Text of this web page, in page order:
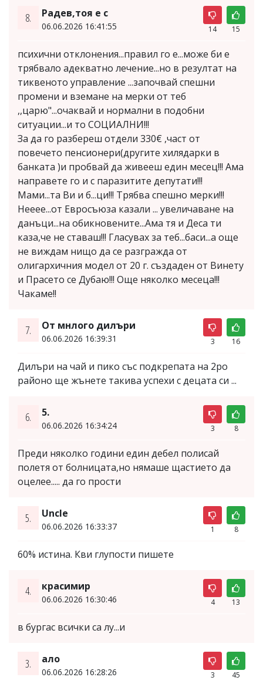
8. Радев,тоя е с
06.06.2026 16:41:55 14 15
психични отклонения...правил го е...може би е
трябвало адекватно лечение...но в резултат на
тиквеното управление ...започвай спешни
промени и вземане на мерки от теб
,,царю"...очаквай и нормални в подобни
ситуации...и то СОЦИАЛНИ!!!
За да го разбереш отдели 330€ ,част от
повечето пенсионери(другите хилядарки в
банката )и пробвай да живееш един месец!!! Ама
направете го и с паразитите депутати!!!
Мами...та Ви и б...ци!!! Трябва спешно мерки!!!
Нееее...от Евросъюза казали ... увеличаване на
данъци...на обикновените...Ама тя и Деса ти
каза,че не ставаш!!! Гласувах за теб...баси...а още
не виждам нищо да се разгражда от
олигархичния модел от 20 г. създаден от Винету
и Прасето се Дубаю!!! Още няколко месеца!!!
Чакаме!!
7. От мнлого дилъри
06.06.2026 16:39:31 3 16
Дилъри на чай и пико със подкрепата на 2ро
районо ще жънете такива успехи с децата си ...
6. 5.
06.06.2026 16:34:24 3 8
Преди няколко години един дебел полисай
полетя от болницата,но нямаше щастието да
оцелее..... да го прости
5. Uncle
06.06.2026 16:33:37 1 8
60% истина. Кви глупости пишете
4. красимир
06.06.2026 16:30:46 4 13
в бургас всички са лу...и
3. ало
06.06.2026 16:28:26 3 45